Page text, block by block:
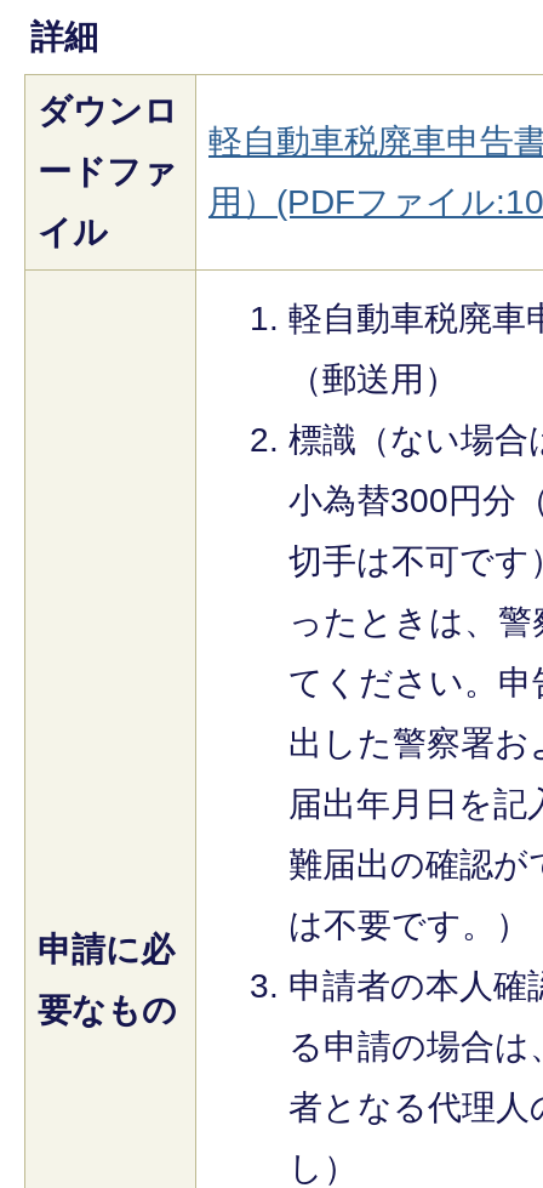
詳細
ダウンロ
ードファ
イル
軽自動車税廃車申告
用）(PDFファイル
申請に必
要なもの
軽自動車税廃車
（郵送用）
標識（ない場合
小為替300円分
切手は不可です
ったときは、
てください。
出した警察署お
届出年月日を
難届出の確認が
は不要です。）
申請者の本人確
る申請の場合
者となる代理人
し）